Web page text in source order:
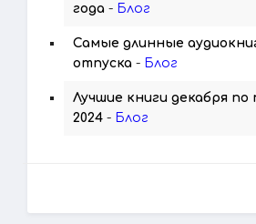
года - Блог
Самые длинные
отпуска - Блог
Лучшие книги декабря по
2024 - Блог